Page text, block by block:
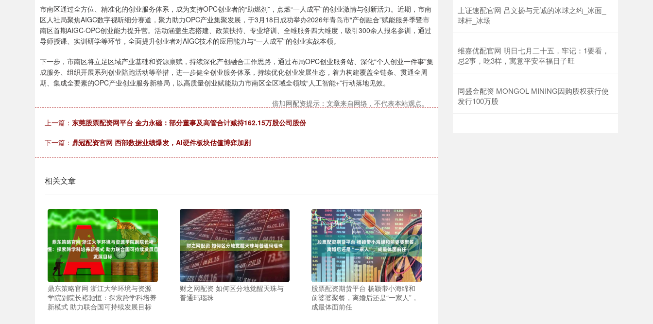
市南区通过全方位、精准化的创业服务体系，成为支持OPC创业者的“助燃剂”，点燃“一人成军”的创业激情与创新活力。近期，市南
区人社局聚焦AIGC数字视听细分赛道，聚力助力OPC产业集聚发展，于3月18日成功举办2026年青岛市“产创融合”赋能服务季暨市
南区首期AIGC·OPC创业能力提升营。活动涵盖生态搭建、政策扶持、专业培训、全维服务四大维度，吸引300余人报名参训，通过
导师授课、实训研学等环节，全面提升创业者对AIGC技术的应用能力与“一人成军”的创业实战本领。
下一步，市南区将立足区域产业基础和资源禀赋，持续深化产创融合工作思路，通过布局OPC创业服务站、深化“个人创业一件事”集
成服务、组织开展系列创业陪跑活动等举措，进一步健全创业服务体系，持续优化创业发展生态，着力构建覆盖全链条、贯通全周
期、集成全要素的OPC产业创业服务新格局，以高质量创业赋能助力市南区全区域全领域“人工智能+”行动落地见效。
倍加网配资提示：文章来自网络，不代表本站观点。
上一篇： 东莞股票配资网平台 金力永磁：部分董事及高管合计减持162.15万股公司股份
下一篇： 鼎冠配资官网 西部数据业绩爆发，AI硬件板块估值博弈加剧
相关文章
鼎东策略官网 浙江大学环境与资源
学院副院长褚驰恒：探索跨学科培养
新模式 助力联合国可持续发展目标
财之网配资 如何区分地觉醒天珠与
普通玛瑙珠
股票配资期货平台 杨颖带小海绵和
前婆婆聚餐，离婚后还是“一家人”，
成最体面前任
上证速配官网 吕文扬与元诚的冰球之约_冰面_
球杆_冰场
维嘉优配官网 明日七月二十五，牢记：1要看，
忌2事，吃3样，寓意平安幸福日子旺
同盛金配资 MONGOL MINING因购股权获行使
发行100万股